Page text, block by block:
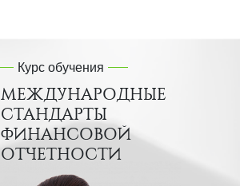
Курс обучения
МЕЖДУНАРОДНЫЕ
СТАНДАРТЫ
ФИНАНСОВОЙ
ОТЧЕТНОСТИ